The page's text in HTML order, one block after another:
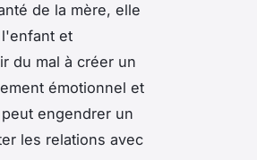
de la mère, elle
et
du mal à créer un
émotionnel et
engendrer un
les relations avec